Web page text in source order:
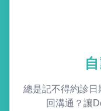
總是記不得約診
回溝通？讓